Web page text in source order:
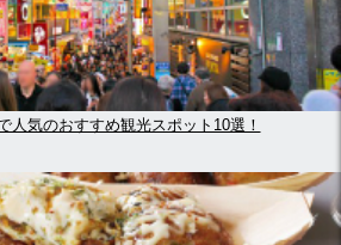
人気のおすすめ観光スポット10選！